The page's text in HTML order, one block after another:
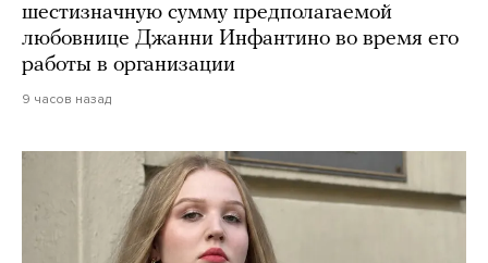
шестизначную сумму предполагаемой
любовнице Джанни Инфантино во время его
работы в организации
9 часов назад